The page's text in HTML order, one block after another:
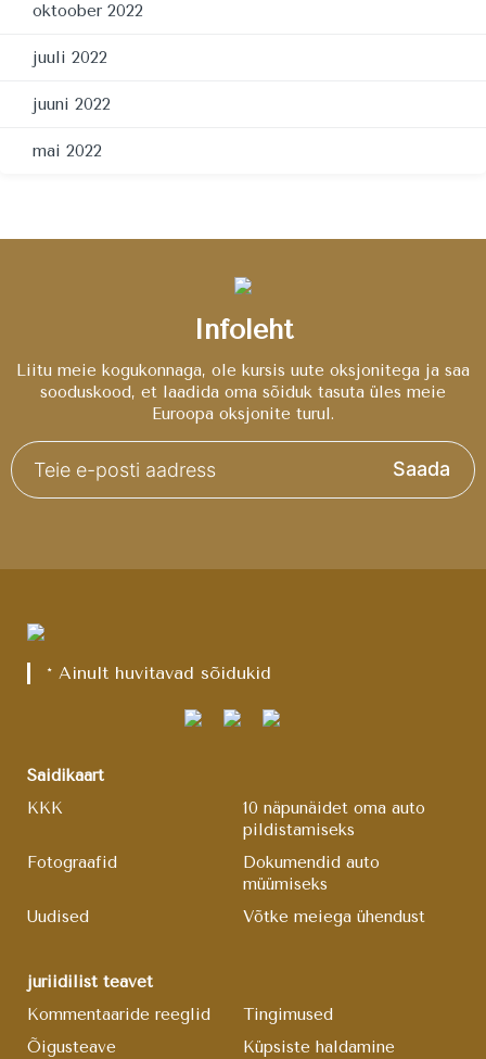
oktoober 2022
juuli 2022
juuni 2022
mai 2022
Infoleht
Liitu meie kogukonnaga, ole kursis uute oksjonitega ja saa
sooduskood, et laadida oma sõiduk tasuta üles meie
Euroopa oksjonite turul.
Saada
* Ainult huvitavad sõidukid
Saidikaart
KKK
10 näpunäidet oma auto
pildistamiseks
Fotograafid
Dokumendid auto
müümiseks
Uudised
Võtke meiega ühendust
juriidilist teavet
Kommentaaride reeglid
Tingimused
Õigusteave
Küpsiste haldamine